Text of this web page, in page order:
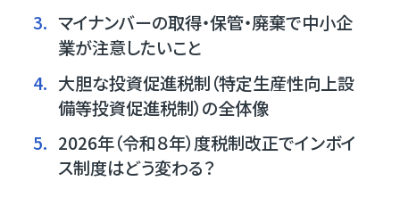
3. マイナンバーの取得・保管・廃棄で中小企
業が注意したいこと
4. 大胆な投資促進税制（特定生産性向上設
備等投資促進税制）の全体像
5. 2026年（令和８年）度税制改正でインボイ
ス制度はどう変わる？